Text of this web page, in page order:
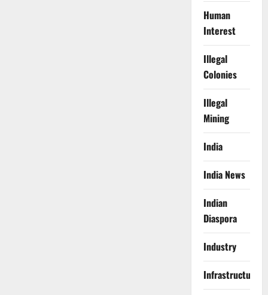
Human
Interest
Illegal
Colonies
Illegal
Mining
India
India News
Indian
Diaspora
Industry
Infrastructure